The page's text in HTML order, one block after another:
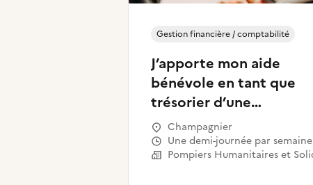
J’apporte mon aide
bénévole en tant que
trésorier d’une
association
Gestion financière / comptabilité
Champagnier
Une demi-journée par semaine